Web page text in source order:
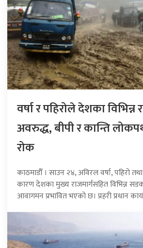
वर्षा र पहिरोले देशका विभिन्न
अवरुद्ध, बीपी र कान्ति
रोक
काठमाडौँ । साउन २४, अविरल वर्षा, पहिरो
कारण देशका मुख्य राजमार्गसहित विभिन्न
आवागमन प्रभावित भएको छ। प्रहरी प्रधान